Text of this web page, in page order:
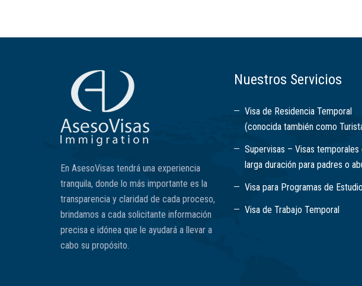
En AsesoVisas tendrá una experiencia
tranquila, donde lo más importante es la
transparencia y claridad de cada proceso,
brindamos a cada solicitante información
precisa e idónea que le ayudará a llevar a
cabo su propósito.
Nuestros Servicios
Visa de Residencia Temporal
(conocida también como
Supervisas – Visas temporales
larga duración para padres o
Visa para Programas de Estudio
Visa de Trabajo Temporal